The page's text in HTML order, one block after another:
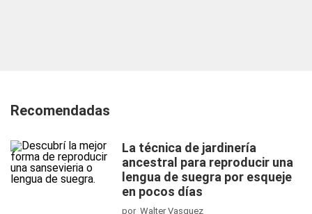
Recomendadas
La técnica de jardinería
ancestral para reproducir una
lengua de suegra por esqueje
en pocos días
por Walter Vasquez